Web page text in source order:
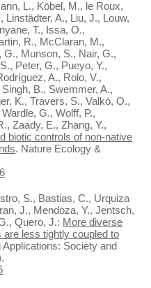
L., Köbel, M., le Roux,
Linstädter, A., Liu, J., Louw,
T., Issa, O.,
R., McClaran, M.,
Munson, S., Nair, G.,
Peter, G., Pueyo, Y.,
A., Rolo, V.,
B., Swemmer, A.,
K., Travers, S., Valkó, O.,
G., Wolff, P.,
Zaady, E., Zhang, Y.,
biotic controls of non-native
. Nature Ecology &
S., Bastias, C., Urquiza
J., Mendoza, Y., Jentsch,
Quero, J.: More diverse
less tightly coupled to
Society and